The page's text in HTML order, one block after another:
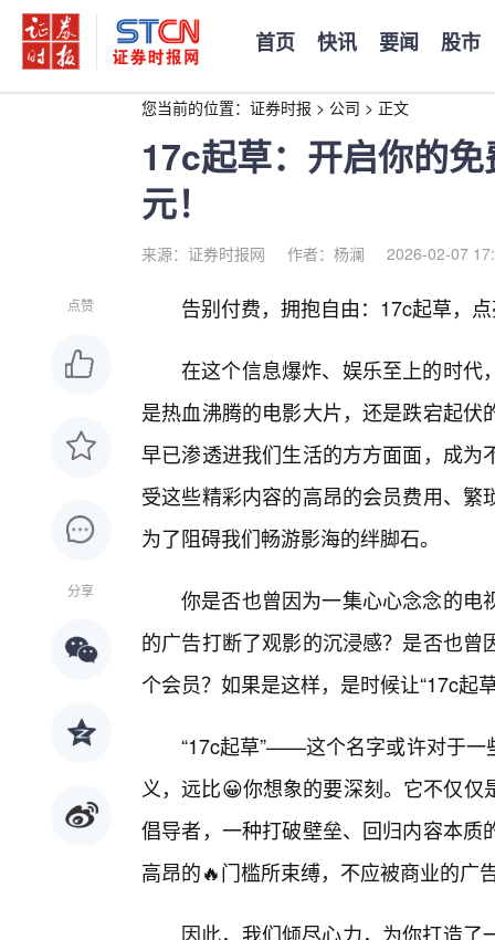
首页 快讯 要闻 股市
您当前的位置： 证券时报 > 公司 > 正文
17c起草：开启你的
元！
来源：证券时报网 作者：杨澜 2026-02-07
点赞
分享
告别付费，拥抱自由：17c起草，
在这个信息爆炸、娱乐至上的时代
是热血沸腾的电影大片，还是跌宕起
早已渗透进我们生活的方方面面，成
受这些精彩内容的高昂的会员费用、
为了阻碍我们畅游影海的绊脚石。
你是否也曾因为一集心心念念的电
的广告打断了观影的沉浸感？是否也
个会员？如果是这样，是时候让“17c起
“17c起草”——这个名字或许对于一
义，远比😀你想象的要深刻。它不仅
倡导者，一种打破壁垒、回归内容本
高昂的🔥门槛所束缚，不应被商业的广
因此，我们倾尽心力，为你打造